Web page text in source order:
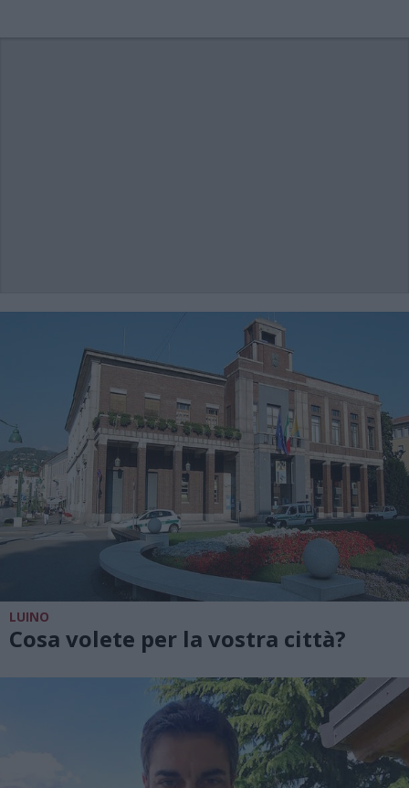
LUINO
Cosa volete per la vostra città?